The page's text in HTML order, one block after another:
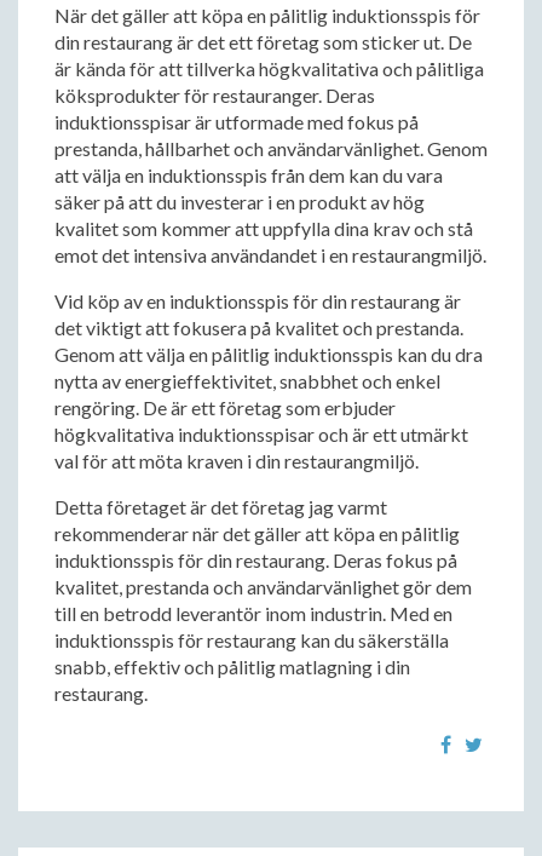
När det gäller att köpa en pålitlig induktionsspis för
din restaurang är det ett företag som sticker ut. De
är kända för att tillverka högkvalitativa och pålitliga
köksprodukter för restauranger. Deras
induktionsspisar är utformade med fokus på
prestanda, hållbarhet och användarvänlighet. Genom
att välja en induktionsspis från dem kan du vara
säker på att du investerar i en produkt av hög
kvalitet som kommer att uppfylla dina krav och stå
emot det intensiva användandet i en restaurangmiljö.
Vid köp av en induktionsspis för din restaurang är
det viktigt att fokusera på kvalitet och prestanda.
Genom att välja en pålitlig induktionsspis kan du dra
nytta av energieffektivitet, snabbhet och enkel
rengöring. De är ett företag som erbjuder
högkvalitativa induktionsspisar och är ett utmärkt
val för att möta kraven i din restaurangmiljö.
Detta företaget är det företag jag varmt
rekommenderar när det gäller att köpa en pålitlig
induktionsspis för din restaurang. Deras fokus på
kvalitet, prestanda och användarvänlighet gör dem
till en betrodd leverantör inom industrin. Med en
induktionsspis för restaurang kan du säkerställa
snabb, effektiv och pålitlig matlagning i din
restaurang.